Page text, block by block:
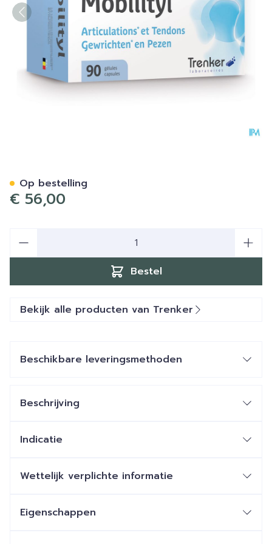
€ 56,00
Bestel
Op bestelling
Bekijk alle producten van Trenker
Beschikbare leveringsmethoden
Beschrijving
Indicatie
Wettelijk verplichte informatie
Eigenschappen